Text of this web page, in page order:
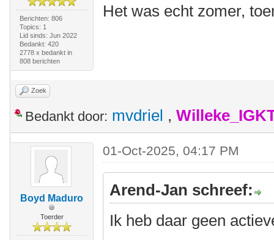
Berichten: 806
Topics: 1
Lid sinds: Jun 2022
Bedankt: 420
2778 x bedankt in
808 berichten
Het was echt zomer,
Zoek
Bedankt door: mvdriel ,
Boyd Maduro
Toerder
01-Oct-2025, 04:17 PM
Arend-Jan schreef:
Ik heb daar geen